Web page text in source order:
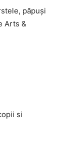
păpuși
Arts &
si